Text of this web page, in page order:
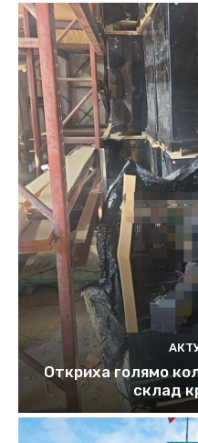
Откриха голямо
склад